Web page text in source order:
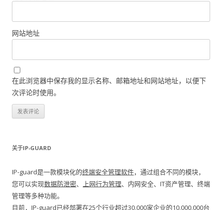
网站地址
在此浏览器中保存我的显示名称、邮箱地址和网站地址，以便下
次评论时使用。
关于IP-GUARD
IP-guard是一款模块化的终端安全管理软件，通过组合不同的模块，
您可以实现数据防泄密、 上网行为管理、内网安全、IT资产管理、终端
管理等多种功能。
目前，IP-guard已经部署在25个行业超过30,000家企业的10,000,000台